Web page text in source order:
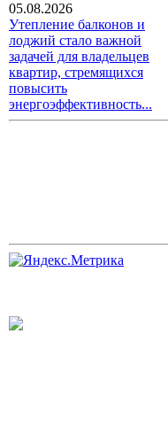
05.08.2026
Утепление балконов и
лоджий стало важной
задачей для владельцев
квартир, стремящихся
повысить
энергоэффективность...